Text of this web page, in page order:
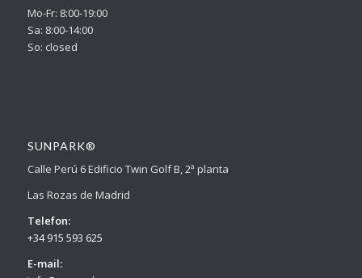
Mo-Fr: 8:00-19:00
Sa: 8:00-14:00
So: closed
SUNPARK®
Calle Perú 6 Edificio Twin Golf B, 2ª planta
Las Rozas de Madrid
Telefon:
+34 915 593 625
E-mail: